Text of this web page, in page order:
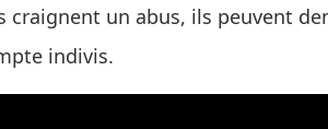
craignent un abus, ils peuvent
indivis.